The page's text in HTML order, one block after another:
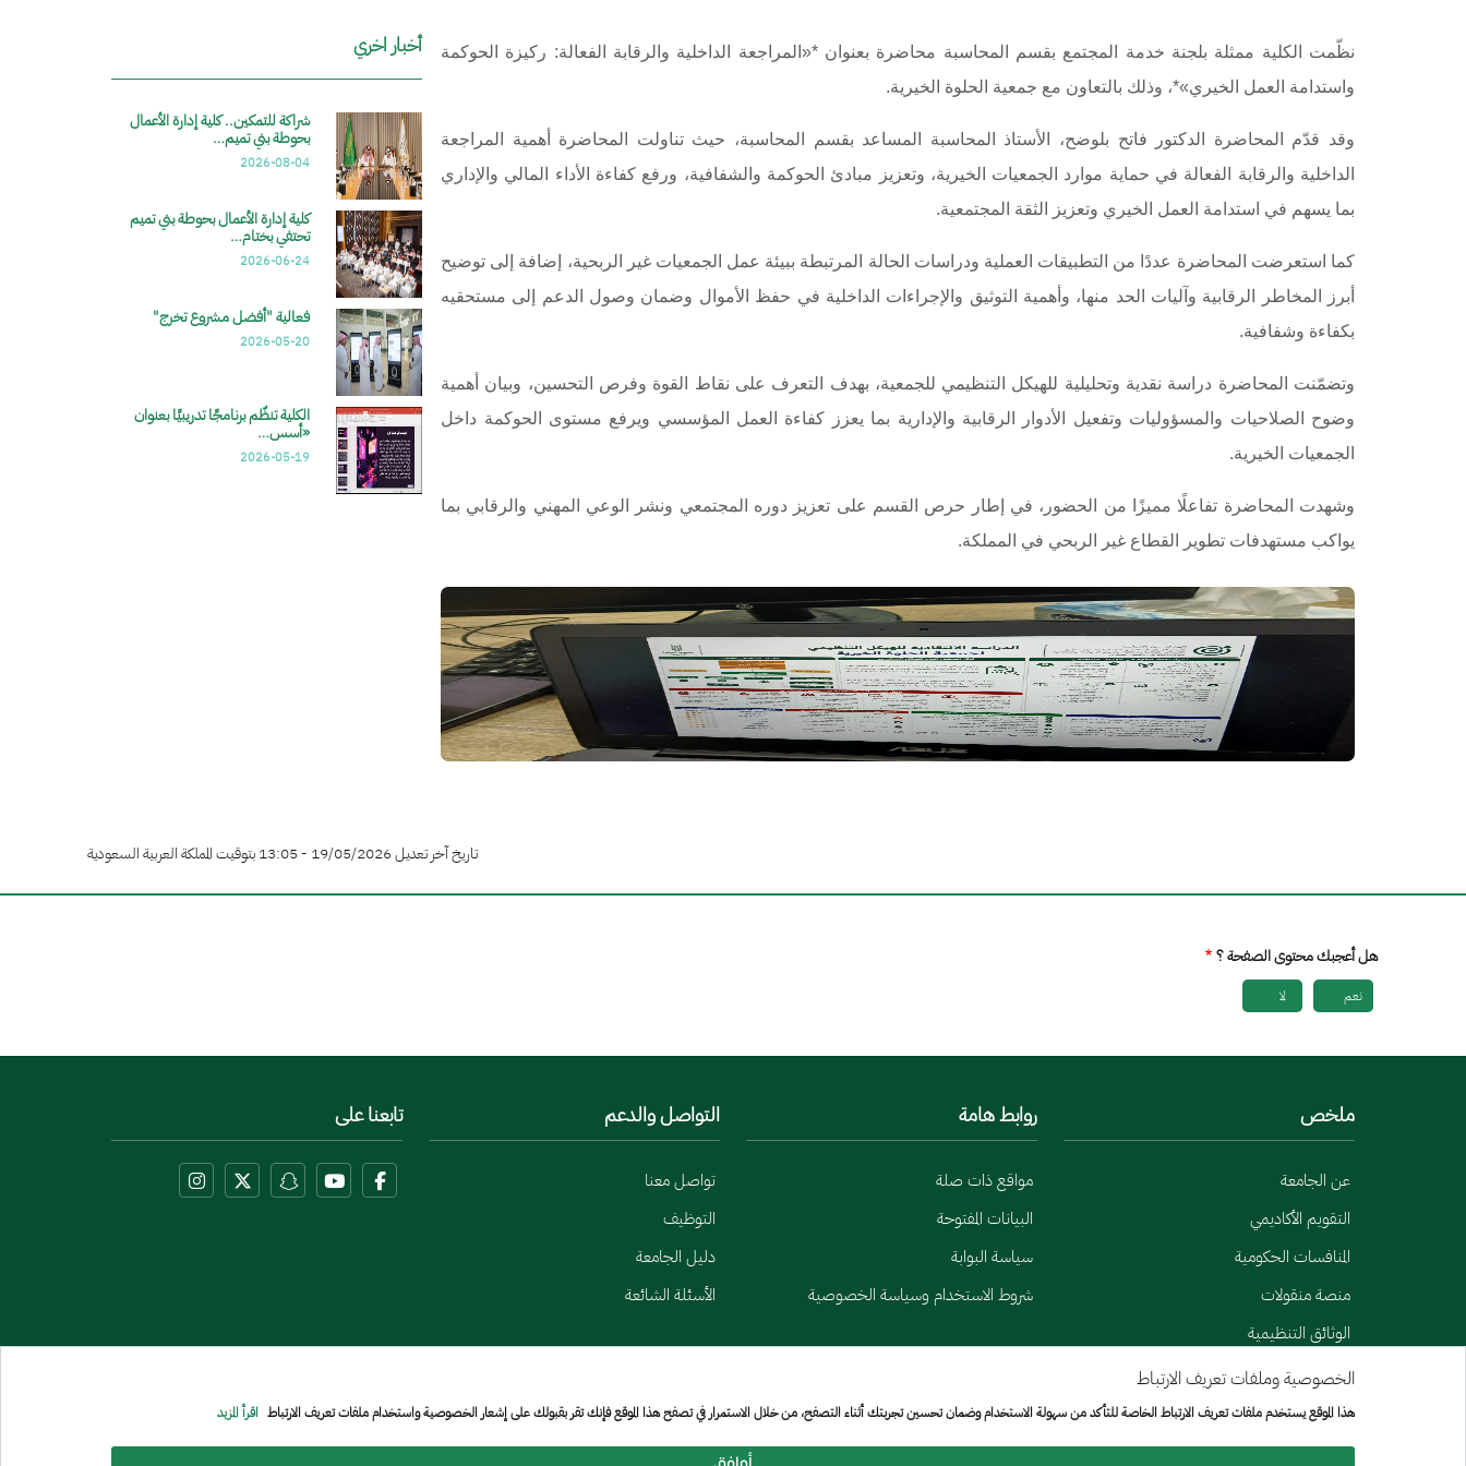
نظّمت الكلية ممثلة بلجنة خدمة المجتمع بقسم المحاسبة محاضرة بعنوان *«المراجعة الداخلية والرقابة الفعالة: ركيزة الحوكمة
واستدامة العمل الخيري»*، وذلك بالتعاون مع جمعية الحلوة الخيرية.
وقد قدّم المحاضرة الدكتور فاتح بلوضح، الأستاذ المحاسبة المساعد بقسم المحاسبة، حيث تناولت المحاضرة أهمية المراجعة
الداخلية والرقابة الفعالة في حماية موارد الجمعيات الخيرية، وتعزيز مبادئ الحوكمة والشفافية، ورفع كفاءة الأداء المالي والإداري
بما يسهم في استدامة العمل الخيري وتعزيز الثقة المجتمعية.
كما استعرضت المحاضرة عددًا من التطبيقات العملية ودراسات الحالة المرتبطة ببيئة عمل الجمعيات غير الربحية، إضافة إلى توضيح
أبرز المخاطر الرقابية وآليات الحد منها، وأهمية التوثيق والإجراءات الداخلية في حفظ الأموال وضمان وصول الدعم إلى مستحقيه
بكفاءة وشفافية.
وتضمّنت المحاضرة دراسة نقدية وتحليلية للهيكل التنظيمي للجمعية، بهدف التعرف على نقاط القوة وفرص التحسين، وبيان أهمية
وضوح الصلاحيات والمسؤوليات وتفعيل الأدوار الرقابية والإدارية بما يعزز كفاءة العمل المؤسسي ويرفع مستوى الحوكمة داخل
الجمعيات الخيرية.
وشهدت المحاضرة تفاعلًا مميزًا من الحضور، في إطار حرص القسم على تعزيز دوره المجتمعي ونشر الوعي المهني والرقابي بما
يواكب مستهدفات تطوير القطاع غير الربحي في المملكة.
الصورة
أخبار اخري
شراكة للتمكين.. كلية إدارة الأعمال
بحوطة بني تميم…
2026-08-04
كلية إدارة الأعمال بحوطة بني تميم
تحتفي بختام…
2026-06-24
فعالية "أفضل مشروع تخرج"
2026-05-20
الكلية تنظّم برنامجًا تدريبيًا بعنوان
«أسس…
2026-05-19
تاريخ آخر تعديل 19/05/2026 - 13:05 بتوقيت المملكة العربية السعودية
هل أعجبك محتوى الصفحة ؟
نعم لا
ملخص
عن الجامعة
التقويم الأكاديمي
المنافسات الحكومية
منصة منقولات
الوثائق التنظيمية
روابط هامة
مواقع ذات صلة
البيانات المفتوحة
سياسة البوابة
شروط الاستخدام وسياسة الخصوصية
التواصل والدعم
تواصل معنا
التوظيف
دليل الجامعة
الأسئلة الشائعة
تابعنا على
Menu Copyright
خريطة الموقع
الخصوصية وملفات تعريف الارتباط
هذا الموقع يستخدم ملفات تعريف الارتباط الخاصة للتأكد من سهولة الاستخدام وضمان تحسين تجربتك أثناء التصفح، من خلال الاستمرار في تصفح هذا الموقع فإنك تقر بقبولك على إشعار الخصوصية واستخدام ملفات تعريف الارتباط اقرأ المزيد